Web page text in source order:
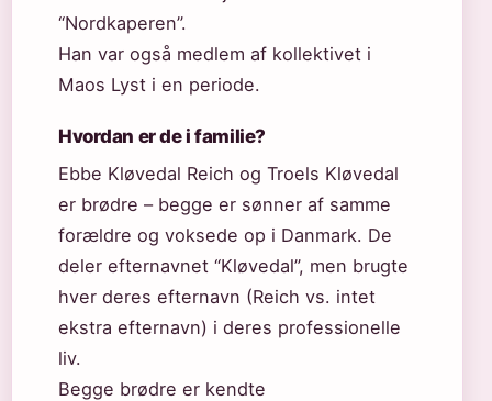
“Nordkaperen”.
Han var også medlem af kollektivet i
Maos Lyst i en periode.
Hvordan er de i familie?
Ebbe Kløvedal Reich og Troels Kløvedal
er brødre – begge er sønner af samme
forældre og voksede op i Danmark. De
deler efternavnet “Kløvedal”, men brugte
hver deres efternavn (Reich vs. intet
ekstra efternavn) i deres professionelle
liv.
Begge brødre er kendte